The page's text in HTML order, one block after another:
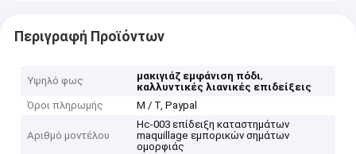
Περιγραφή Προϊόντων
Υψηλό φως μακιγιάζ εμφάνιση πόδι,
καλλυντικές λιανικές επιδείξεις
Όροι πληρωμής
Μ / Τ, Paypal
Αριθμό μοντέλου
Hc-003 επίδειξη καταστημάτων
maquillage εμπορικών σημάτων
ομορφιάς